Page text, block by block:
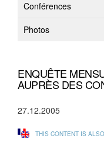
Conférences
Photos
ENQUÊTE
AUPRÈS DES
27.12.2005
THIS CONTENT IS